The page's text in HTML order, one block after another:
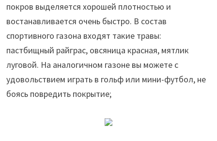
покров выделяется хорошей плотностью и
востанавливается очень быстро. В состав
спортивного газона входят такие травы:
пастбищный райграс, овсяница красная, мятлик
луговой. На аналогичном газоне вы можете с
удовольствием играть в гольф или мини-футбол, не
боясь повредить покрытие;